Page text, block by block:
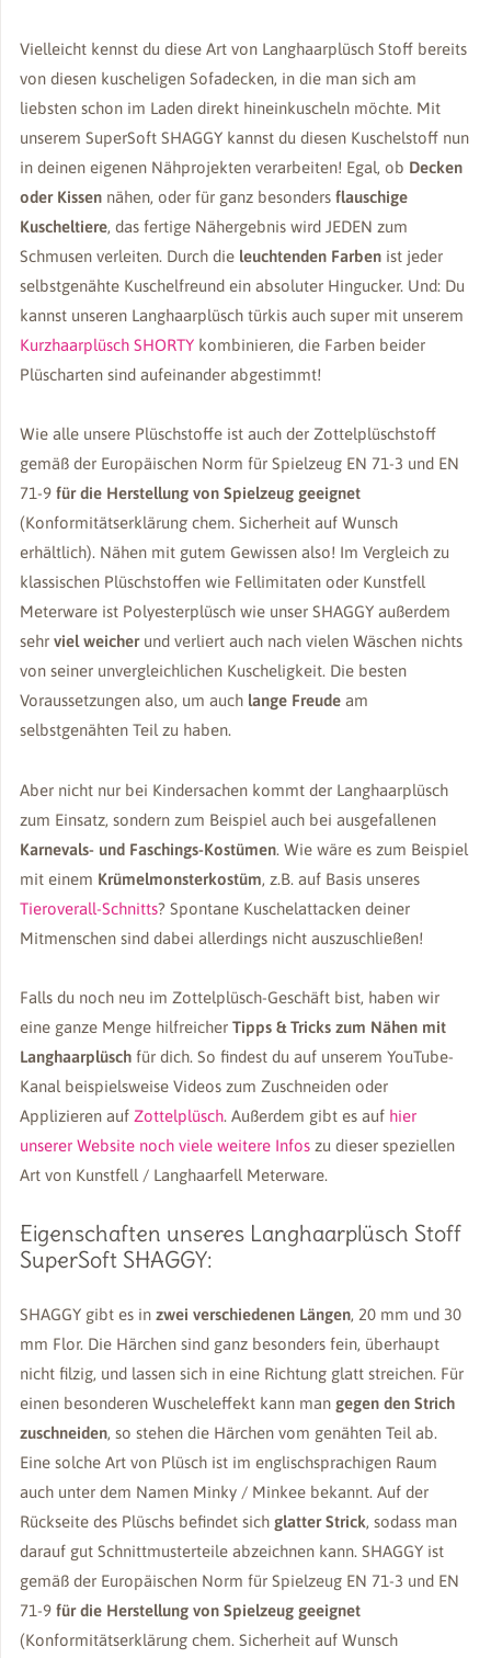
Vielleicht kennst du diese Art von Langhaarplüsch Stoff bereits
von diesen kuscheligen Sofadecken, in die man sich am
liebsten schon im Laden direkt hineinkuscheln möchte. Mit
unserem SuperSoft SHAGGY kannst du diesen Kuschelstoff nun
in deinen eigenen Nähprojekten verarbeiten! Egal, ob Decken
oder Kissennähen, oder für ganz besonders flauschige
Kuscheltiere, das fertige Nähergebnis wird JEDEN zum
Schmusen verleiten. Durch die leuchtenden Farbenist jeder
selbstgenähte Kuschelfreund ein absoluter Hingucker. Und: Du
kannst unseren Langhaarplüsch türkis auch super mit unserem
Kurzhaarplüsch SHORTYkombinieren, die Farben beider
Plüscharten sind aufeinander abgestimmt!
Wie alle unsere Plüschstoffe ist auch der Zottelplüschstoff
gemäß der Europäischen Norm für Spielzeug EN 71-3 und EN
71-9 für die Herstellung von Spielzeug geeignet
(Konformitätserklärung chem. Sicherheit auf Wunsch
erhältlich). Nähen mit gutem Gewissen also! Im Vergleich zu
klassischen Plüschstoffen wie Fellimitaten oder Kunstfell
Meterware ist Polyesterplüsch wie unser SHAGGY außerdem
sehr viel weicherund verliert auch nach vielen Wäschen nichts
von seiner unvergleichlichen Kuscheligkeit. Die besten
Voraussetzungen also, um auch lange Freudeam
selbstgenähten Teil zu haben.
Aber nicht nur bei Kindersachen kommt der Langhaarplüsch
zum Einsatz, sondern zum Beispiel auch bei ausgefallenen
Karnevals- und Faschings-Kostümen. Wie wäre es zum Beispiel
mit einem Krümelmonsterkostüm, z.B. auf Basis unseres
Tieroverall-Schnitts? Spontane Kuschelattacken deiner
Mitmenschen sind dabei allerdings nicht auszuschließen!
Falls du noch neu im Zottelplüsch-Geschäft bist, haben wir
eine ganze Menge hilfreicher Tipps & Tricks zum Nähen mit
Langhaarplüschfür dich. So findest du auf unserem YouTube-
Kanal beispielsweise Videos zum Zuschneiden oder
Applizieren auf Zottelplüsch. Außerdem gibt es auf hier
unserer Website noch viele weitere Infoszu dieser speziellen
Art von Kunstfell / Langhaarfell Meterware.
Eigenschaften unseres Langhaarplüsch Stoff
SuperSoft SHAGGY:
SHAGGY gibt es in zwei verschiedenen Längen, 20 mm und 30
mm Flor. Die Härchen sind ganz besonders fein, überhaupt
nicht filzig, und lassen sich in eine Richtung glatt streichen. Für
einen besonderen Wuscheleffekt kann man gegen den Strich
zuschneiden, so stehen die Härchen vom genähten Teil ab.
Eine solche Art von Plüsch ist im englischsprachigen Raum
auch unter dem Namen Minky / Minkee bekannt. Auf der
Rückseite des Plüschs befindet sich glatter Strick, sodass man
darauf gut Schnittmusterteile abzeichnen kann. SHAGGY ist
gemäß der Europäischen Norm für Spielzeug EN 71-3 und EN
71-9 für die Herstellung von Spielzeug geeignet
(Konformitätserklärung chem. Sicherheit auf Wunsch